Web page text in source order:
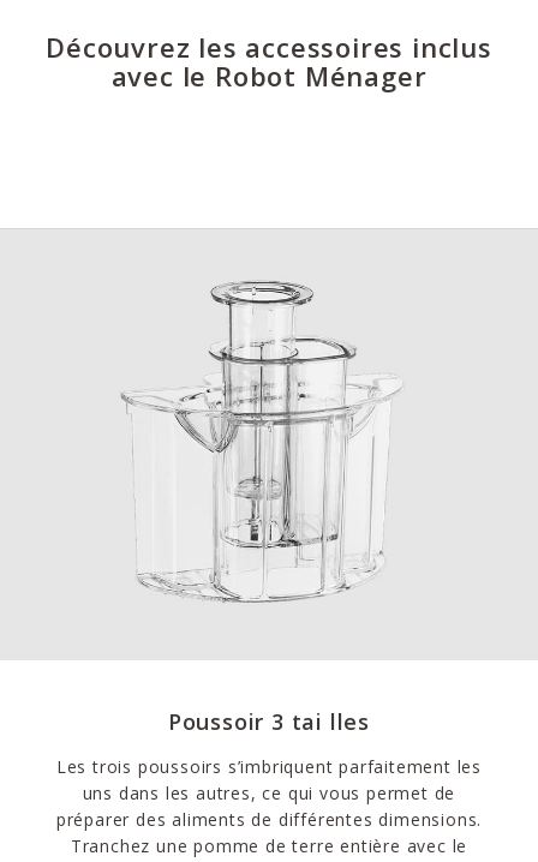
Découvrez les accessoires inclus
avec le Robot Ménager
Poussoir 3 tai lles
Les trois poussoirs s’imbriquent parfaitement les
uns dans les autres, ce qui vous permet de
préparer des aliments de différentes dimensions.
Tranchez une pomme de terre entière avec le